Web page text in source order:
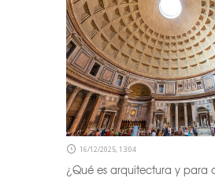
16/12/2025, 13:04
¿Qué es arquitectura y para